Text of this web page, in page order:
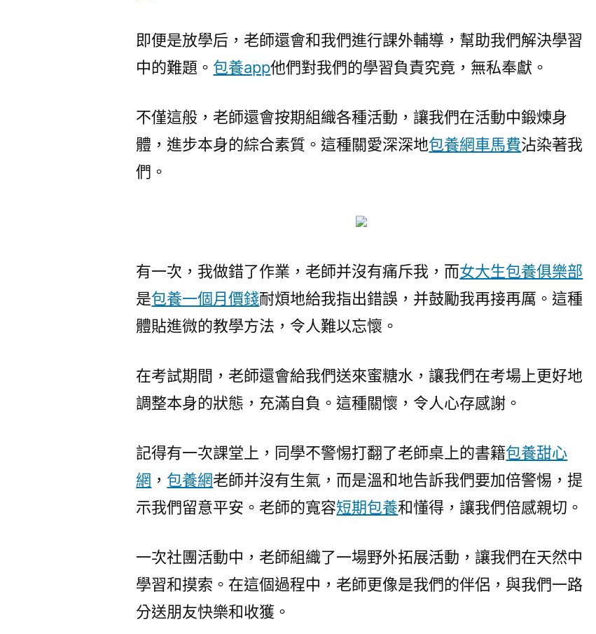
即便是放學后，老師還會和我們進行課外輔導，幫助我們解決學習
中的難題。 包養app他們對我們的學習負責究竟，無私奉獻。
不僅這般，老師還會按期組織各種活動，讓我們在活動中鍛煉身
體，進步本身的綜合素質。這種關愛深深地包養網車馬費沾染著我
們。
有一次，我做錯了作業，老師并沒有痛斥我，而女大生包養俱樂部
是包養一個月價錢耐煩地給我指出錯誤，并鼓勵我再接再厲。這種
體貼進微的教學方法，令人難以忘懷。
在考試期間，老師還會給我們送來蜜糖水，讓我們在考場上更好地
調整本身的狀態，充滿自負。這種關懷，令人心存感謝。
記得有一次課堂上，同學不警惕打翻了老師桌上的書籍包養甜心
網 ， 包養網老師并沒有生氣，而是溫和地告訴我們要加倍警惕，提
示我們留意平安。老師的寬容短期包養和懂得，讓我們倍感親切。
一次社團活動中，老師組織了一場野外拓展活動，讓我們在天然中
學習和摸索。在這個過程中，老師更像是我們的伴侶，與我們一路
分送朋友快樂和收獲。